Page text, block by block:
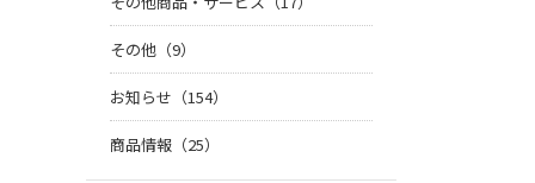
その他（9）
お知らせ（154）
商品情報（25）